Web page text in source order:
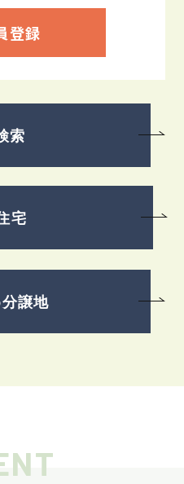
登録
索
宅
譲地